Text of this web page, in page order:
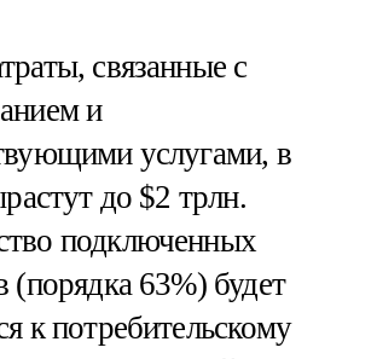
связанные с
и
услугами, в
до $2 трлн.
подключенных
(порядка 63%) будет
к потребительскому